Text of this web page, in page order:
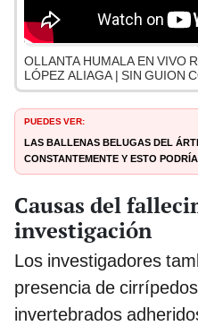
OLLANTA HUMALA EN VIVO
LÓPEZ ALIAGA | SIN GUION
PUEDES VER:
Las ballenas belugas del
constantemente y esto
Causas del
investigación
Los investigadores
presencia de
invertebrados